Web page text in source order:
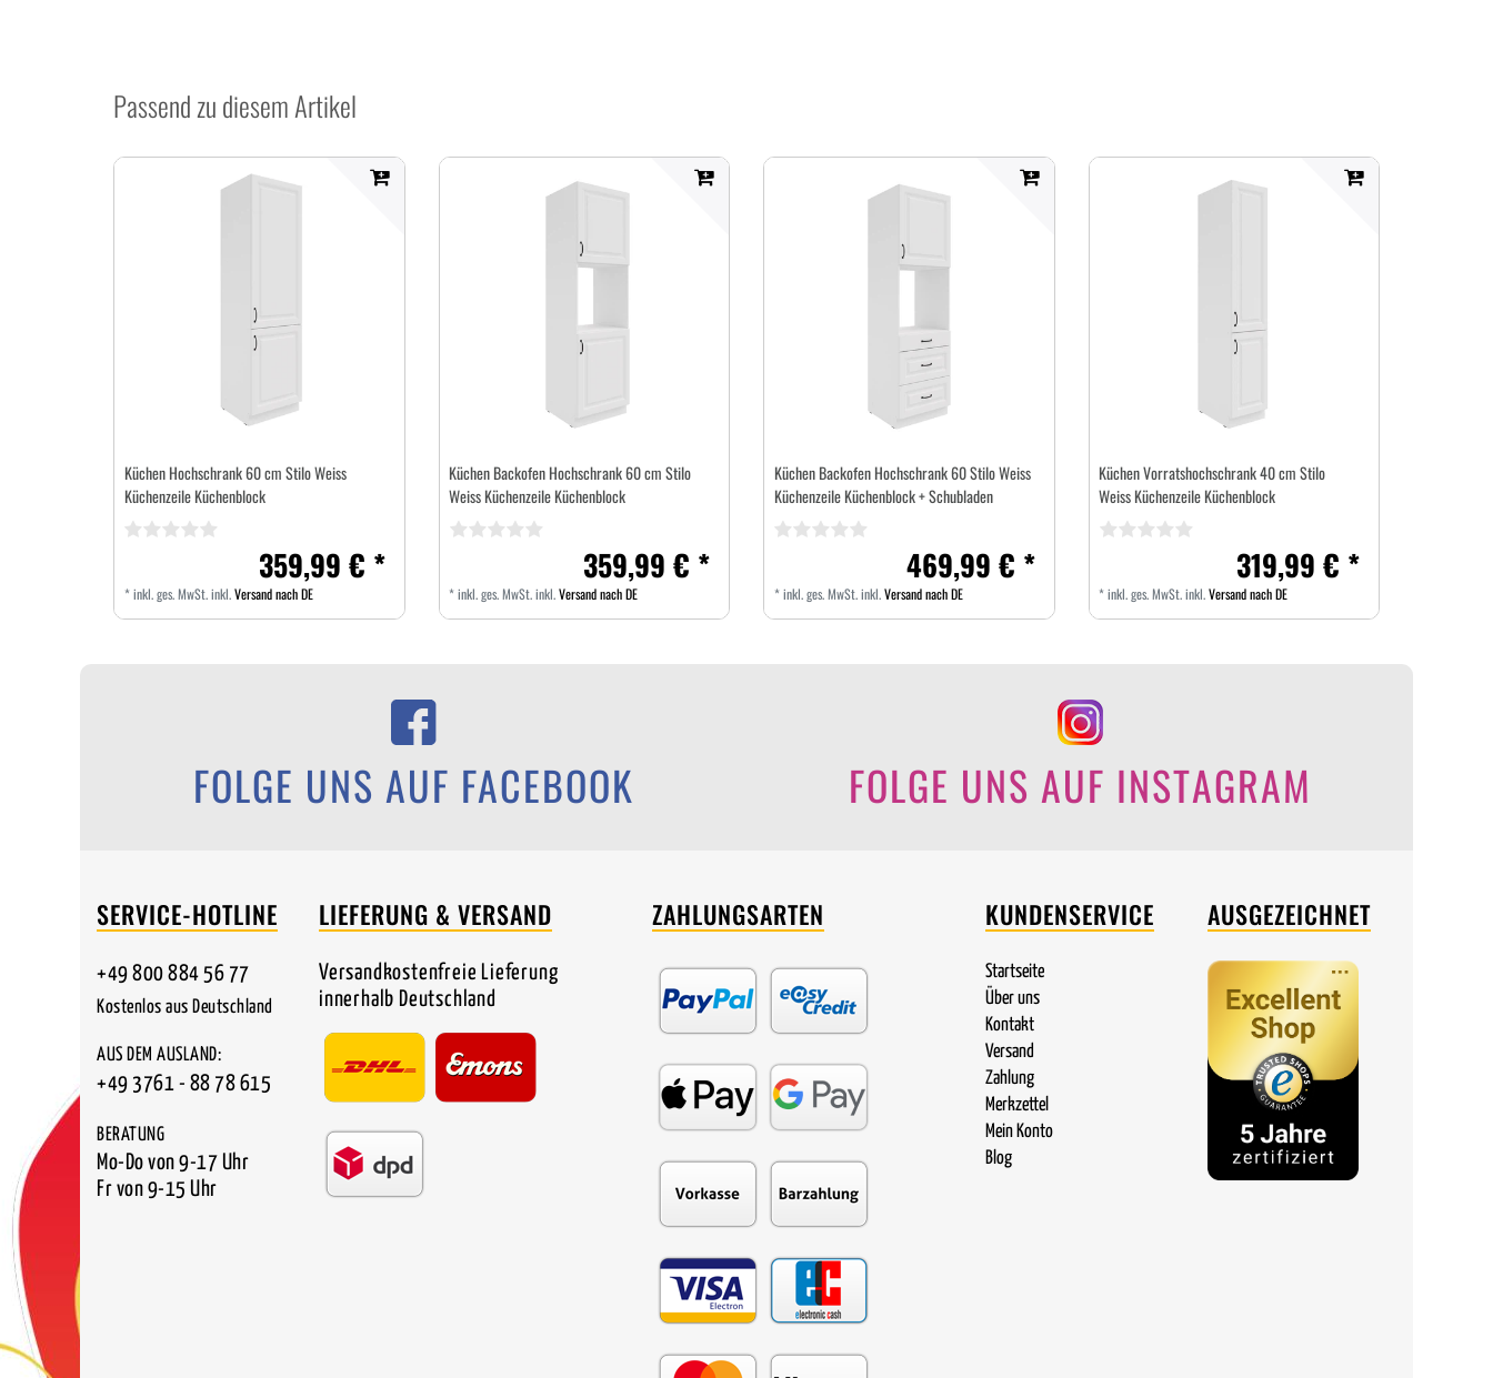
Passend zu diesem Artikel
Küchen Hochschrank 60 cm Stilo Weiss
Küchenzeile Küchenblock
359,99 € *
*inkl. ges. MwSt.inkl.Versand nach DE
Küchen Backofen Hochschrank 60 cm Stilo
Weiss Küchenzeile Küchenblock
359,99 € *
*inkl. ges. MwSt.inkl.Versand nach DE
Küchen Backofen Hochschrank 60 Stilo Weiss
Küchenzeile Küchenblock + Schubladen
469,99 € *
*inkl. ges. MwSt.inkl.Versand nach DE
Küchen Vorratshochschrank 40 cm Stilo
Weiss Küchenzeile Küchenblock
319,99 € *
*inkl. ges. MwSt.inkl.Versand nach DE
FOLGE UNS AUF FACEBOOK FOLGE UNS AUF INSTAGRAM
SERVICE-HOTLINE
+49 800 884 56 77
Kostenlos aus Deutschland
AUS DEM AUSLAND:
+49 3761 - 88 78 615
BERATUNG
Mo-Do von 9-17 Uhr
Fr von 9-15 Uhr
LIEFERUNG & VERSAND
Versandkostenfreie Lieferung
innerhalb Deutschland
ZAHLUNGSARTEN KUNDENSERVICE
Startseite
Über uns
Kontakt
Versand
Zahlung
Merkzettel
Mein Konto
Blog
AUSGEZEICHNET